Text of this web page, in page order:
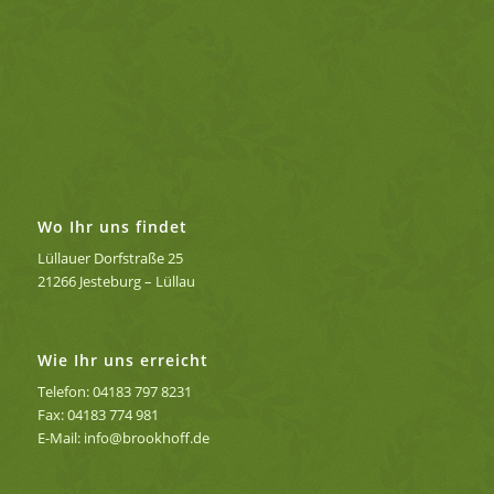
Wo Ihr uns findet
Lüllauer Dorfstraße 25
21266 Jesteburg – Lüllau
Wie Ihr uns erreicht
Telefon: 04183 797 8231
Fax: 04183 774 981
E-Mail: info@brookhoff.de